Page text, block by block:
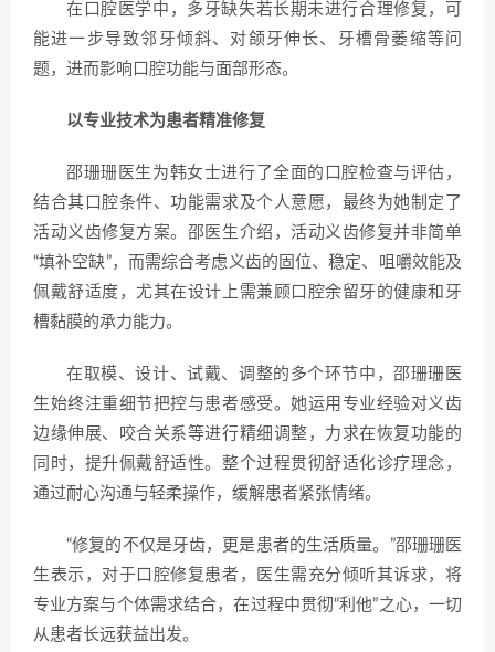
在口腔医学中，多牙缺失若长期未进行合理修复，可
能进一步导致邻牙倾斜、对颌牙伸长、牙槽骨萎缩等问
题，进而影响口腔功能与面部形态。
以专业技术为患者精准修复
邵珊珊医生为韩女士进行了全面的口腔检查与评估，
结合其口腔条件、功能需求及个人意愿，最终为她制定了
活动义齿修复方案。邵医生介绍，活动义齿修复并非简单
“填补空缺”，而需综合考虑义齿的固位、稳定、咀嚼效能及
佩戴舒适度，尤其在设计上需兼顾口腔余留牙的健康和牙
槽黏膜的承力能力。
在取模、设计、试戴、调整的多个环节中，邵珊珊医
生始终注重细节把控与患者感受。她运用专业经验对义齿
边缘伸展、咬合关系等进行精细调整，力求在恢复功能的
同时，提升佩戴舒适性。整个过程贯彻舒适化诊疗理念，
通过耐心沟通与轻柔操作，缓解患者紧张情绪。
“修复的不仅是牙齿，更是患者的生活质量。”邵珊珊医
生表示，对于口腔修复患者，医生需充分倾听其诉求，将
专业方案与个体需求结合，在过程中贯彻“利他”之心，一切
从患者长远获益出发。